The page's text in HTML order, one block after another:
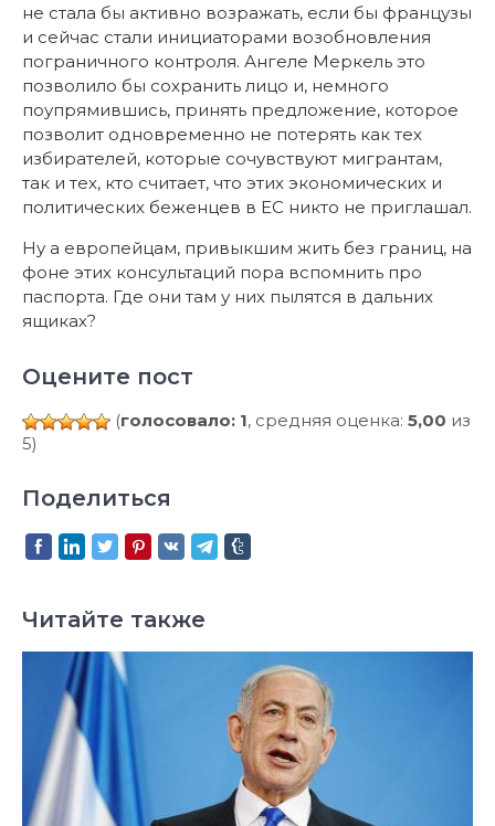
не стала бы активно возражать, если бы французы
и сейчас стали инициаторами возобновления
пограничного контроля. Ангеле Меркель это
позволило бы сохранить лицо и, немного
поупрямившись, принять предложение, которое
позволит одновременно не потерять как тех
избирателей, которые сочувствуют мигрантам,
так и тех, кто считает, что этих экономических и
политических беженцев в ЕС никто не приглашал.
Ну а европейцам, привыкшим жить без границ, на
фоне этих консультаций пора вспомнить про
паспорта. Где они там у них пылятся в дальних
ящиках?
Оцените пост
(голосовало: 1, средняя оценка: 5,00 из
5)
Поделиться
Читайте также